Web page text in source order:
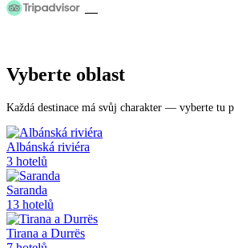
—
Vyberte oblast
Každá destinace má svůj charakter — vyberte tu
Albánská riviéra
3 hotelů
Saranda
13 hotelů
Tirana a Durrës